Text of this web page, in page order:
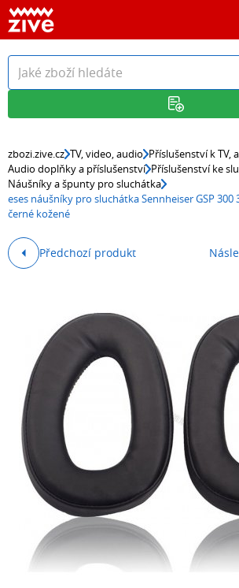
zbozi.zive.cz TV, video, audio Příslušenství k TV,
Audio doplňky a příslušenství Příslušenství ke
Náušníky a špunty pro sluchátka
eses náušníky pro sluchátka Sennheiser GSP 300
černé kožené
Předchozí produkt